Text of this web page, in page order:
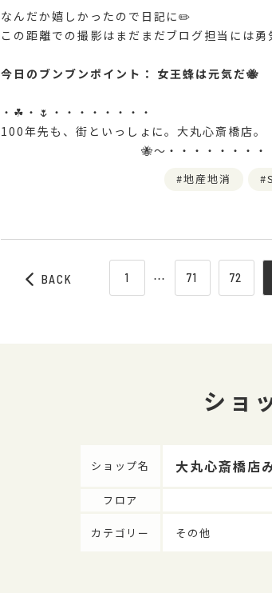
なんだか嬉しかったので日記に✏️
この距離での撮影はまだまだブログ担当には
今日のブンブンポイント： 女王蜂は元気だ🐝
・☘・🌷・・・・・・・・
100年先も、街といっしょに。大丸心斎橋店。
🐝〜・・・・・・・・
地産地消
BACK 1 ⋯ 71 72
ショ
ショップ名 大丸心斎橋店
フロア
カテゴリー その他